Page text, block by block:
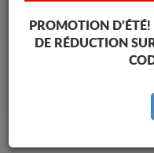
Marques
PROMOTION D’ÉTÉ!
DE RÉDUCTION